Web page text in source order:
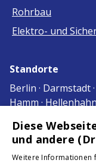
Rohrbau
Elektro- und
Standorte
Berlin · Darmstadt
Hamm ·
Korb · Krefeld ·
Troisdorf · Willich
Diese
und andere
Weitere Informationen